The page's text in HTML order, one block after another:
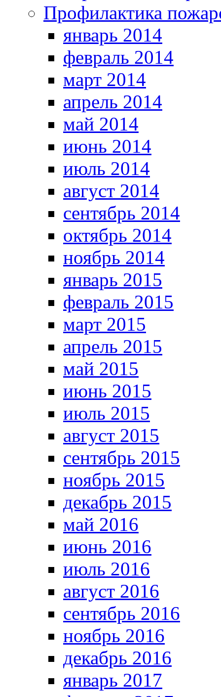
Профилактика
январь 2014
февраль 2014
март 2014
апрель 2014
май 2014
июнь 2014
июль 2014
август 2014
сентябрь 2014
октябрь 2014
ноябрь 2014
январь 2015
февраль 2015
март 2015
апрель 2015
май 2015
июнь 2015
июль 2015
август 2015
сентябрь 2015
ноябрь 2015
декабрь 2015
май 2016
июнь 2016
июль 2016
август 2016
сентябрь 2016
ноябрь 2016
декабрь 2016
январь 2017